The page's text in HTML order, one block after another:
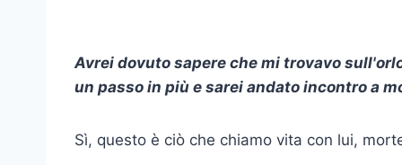
Avrei dovuto sapere che mi trovavo
un passo in più e sarei andato incontro a
Sì, questo è ciò che chiamo vita con lui,